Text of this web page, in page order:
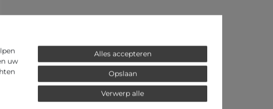
uw
Alles accepteren
Opslaan
Verwerp alle